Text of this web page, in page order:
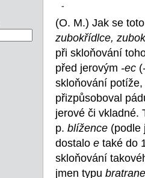
-
(O. M.) Jak se
zubokřídlce,
při skloňování
před jerovým -ec (
skloňování
přizpůsoboval
jerové či vkladné.
p. blížence (podle
dostalo e také do
skloňování
jmen typu